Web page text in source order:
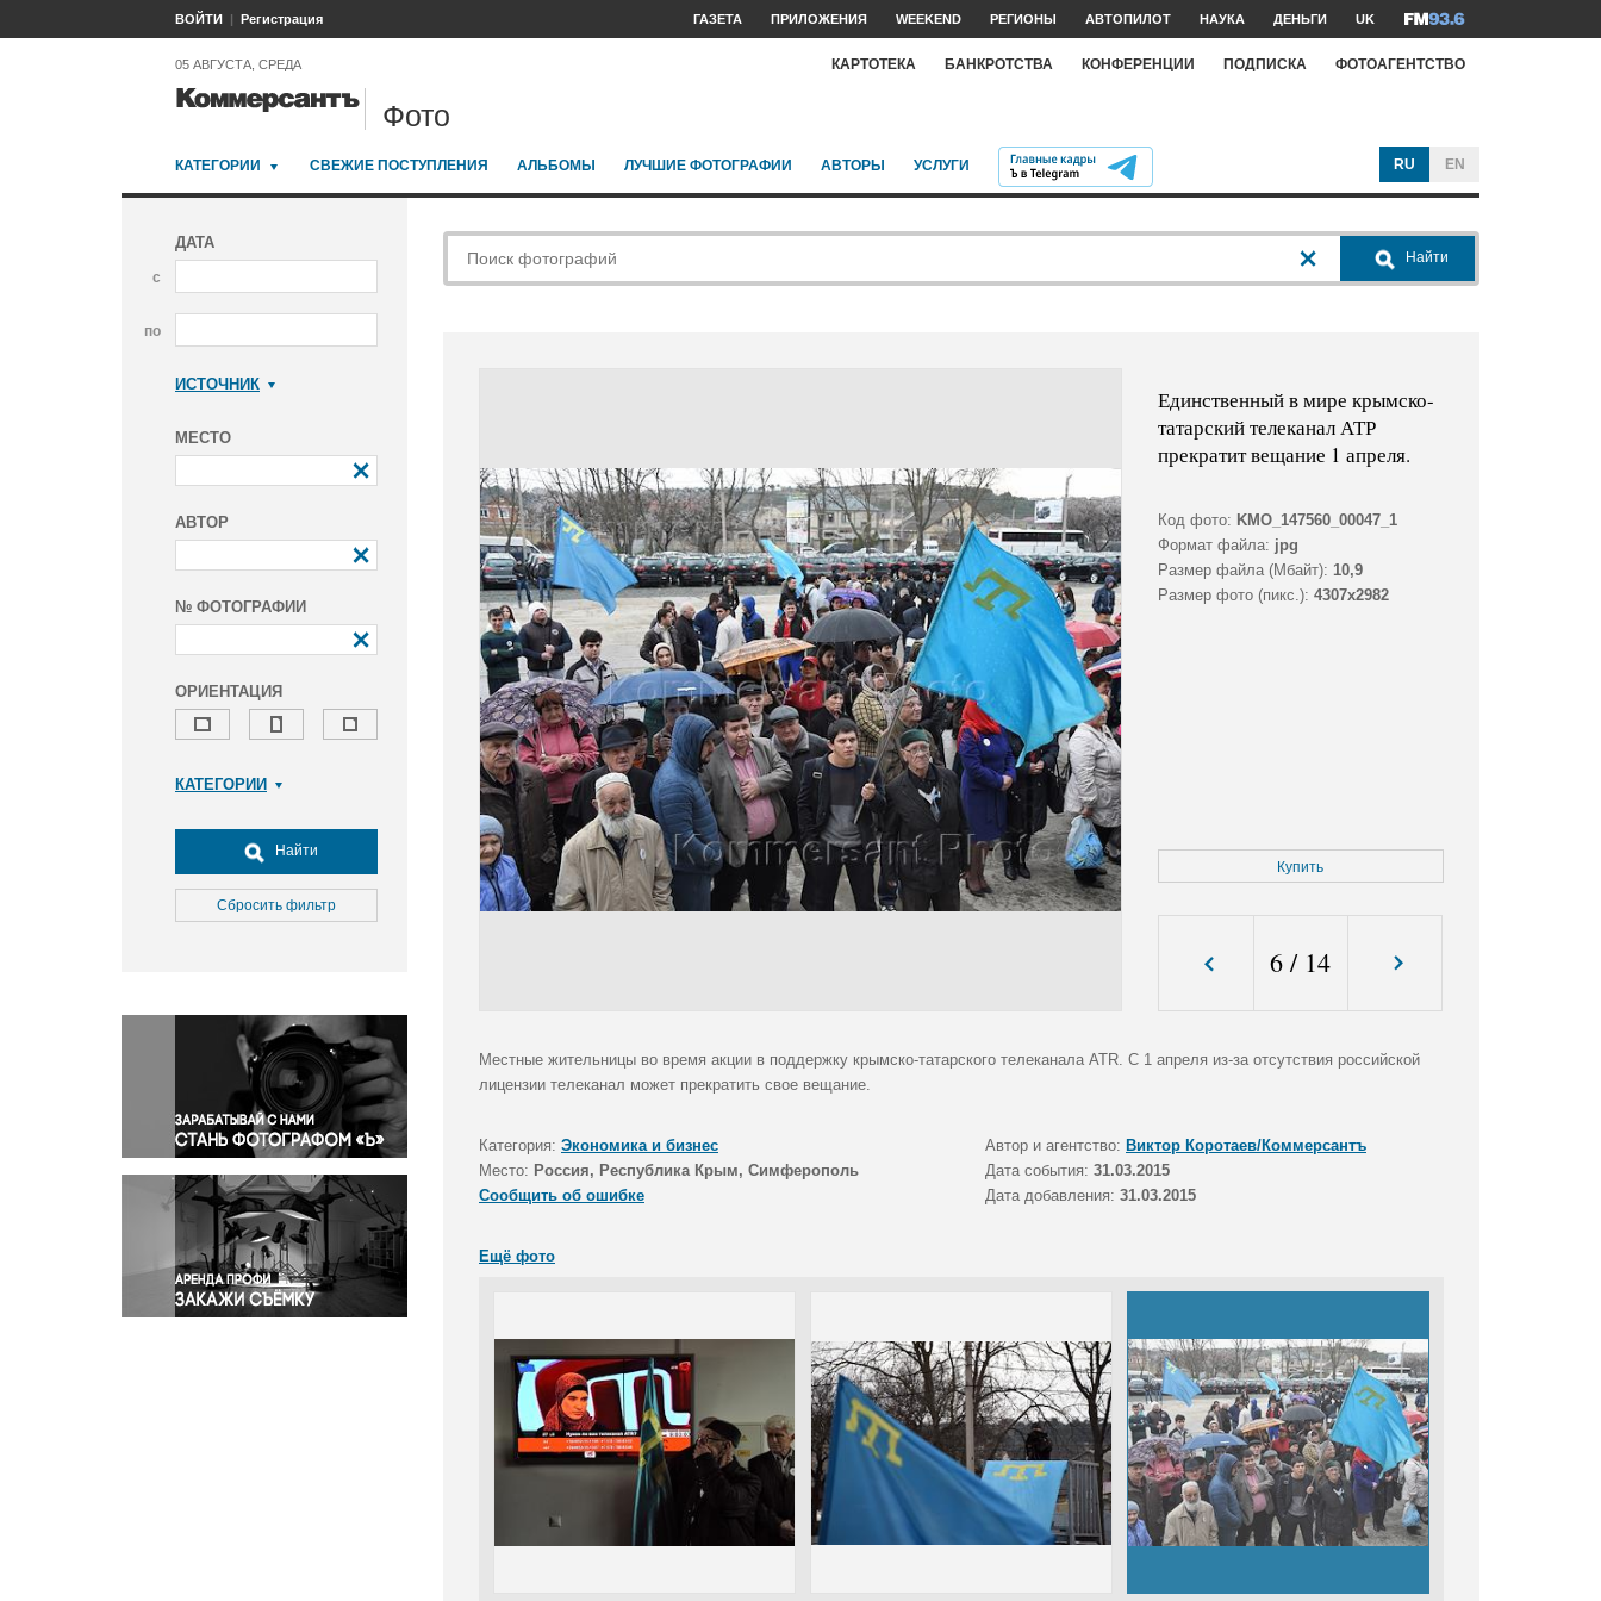
ВОЙТИ Регистрация ГАЗЕТА ПРИЛОЖЕНИЯ WEEKEND РЕГИОНЫ АВТОПИЛОТ НАУКА ДЕНЬГИ UK
05 АВГУСТА, СРЕДА КАРТОТЕКА БАНКРОТСТВА КОНФЕРЕНЦИИ ПОДПИСКА ФОТОАГЕНТСТВО
Фото
КАТЕГОРИИ СВЕЖИЕ ПОСТУПЛЕНИЯ АЛЬБОМЫ ЛУЧШИЕ ФОТОГРАФИИ АВТОРЫ УСЛУГИ RU EN
ДАТА
с
по
ИСТОЧНИК
МЕСТО
АВТОР
№ ФОТОГРАФИИ
ОРИЕНТАЦИЯ
КАТЕГОРИИ
Досуг, туризм и отдых
Культура
Медицина
Окружающая среда
Политика
Правосудие
Происшествия и конфликты
Религия
Светская жизнь
Спорт
Экология
Экономика и бизнес
Найти
Сбросить фильтр
Найти
Единственный в мире крымско-
татарский телеканал АТР
прекратит вещание 1 апреля.
Код фото: KMO_147560_00047_1
Формат файла: jpg
Размер файла (Мбайт): 10,9
Размер фото (пикс.): 4307x2982
Купить
6 / 14
Местные жительницы во время акции в поддержку крымско-татарского телеканала ATR. С 1 апреля из-за отсутствия российской
лицензии телеканал может прекратить свое вещание.
Категория: Экономика и бизнес Автор и агентство: Виктор Коротаев/Коммерсантъ
Место: Россия, Республика Крым, Симферополь Дата события: 31.03.2015
Сообщить об ошибке
Дата добавления: 31.03.2015
Ещё фото